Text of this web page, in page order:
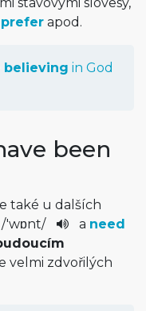
prefer apod.
believing in God
been
také u dalších
/'wɒnt/ a need
velmi zdvořilých